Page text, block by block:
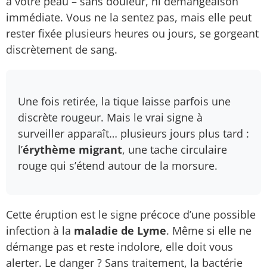
immédiate. Vous ne la sentez pas, mais elle peut
rester fixée plusieurs heures ou jours, se gorgeant
discrètement de sang.
Une fois retirée, la tique laisse parfois une
discrète rougeur. Mais le vrai signe à
surveiller apparaît… plusieurs jours plus tard :
l’érythème migrant, une tache circulaire
rouge qui s’étend autour de la morsure.
Cette éruption est le signe précoce d’une possible
infection à la maladie de Lyme. Même si elle ne
démange pas et reste indolore, elle doit vous
alerter. Le danger ? Sans traitement, la bactérie